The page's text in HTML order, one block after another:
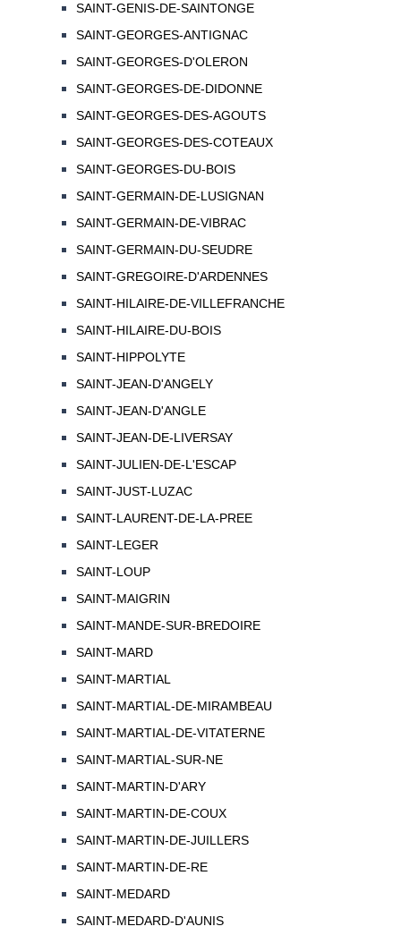
SAINT-GENIS-DE-SAINTONGE
SAINT-GEORGES-ANTIGNAC
SAINT-GEORGES-D'OLERON
SAINT-GEORGES-DE-DIDONNE
SAINT-GEORGES-DES-AGOUTS
SAINT-GEORGES-DES-COTEAUX
SAINT-GEORGES-DU-BOIS
SAINT-GERMAIN-DE-LUSIGNAN
SAINT-GERMAIN-DE-VIBRAC
SAINT-GERMAIN-DU-SEUDRE
SAINT-GREGOIRE-D'ARDENNES
SAINT-HILAIRE-DE-VILLEFRANCHE
SAINT-HILAIRE-DU-BOIS
SAINT-HIPPOLYTE
SAINT-JEAN-D'ANGELY
SAINT-JEAN-D'ANGLE
SAINT-JEAN-DE-LIVERSAY
SAINT-JULIEN-DE-L'ESCAP
SAINT-JUST-LUZAC
SAINT-LAURENT-DE-LA-PREE
SAINT-LEGER
SAINT-LOUP
SAINT-MAIGRIN
SAINT-MANDE-SUR-BREDOIRE
SAINT-MARD
SAINT-MARTIAL
SAINT-MARTIAL-DE-MIRAMBEAU
SAINT-MARTIAL-DE-VITATERNE
SAINT-MARTIAL-SUR-NE
SAINT-MARTIN-D'ARY
SAINT-MARTIN-DE-COUX
SAINT-MARTIN-DE-JUILLERS
SAINT-MARTIN-DE-RE
SAINT-MEDARD
SAINT-MEDARD-D'AUNIS